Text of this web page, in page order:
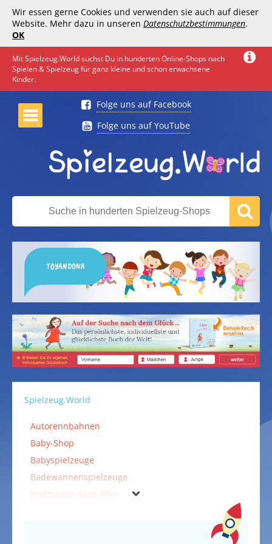
Wir essen gerne Cookies und verwenden sie auch auf dieser
Website. Mehr dazu in unseren Datenschutzbestimmungen.
OK
Mit Spielzeug.World suchst Du in hunderten Online-Shops nach
Spielen & Spielzeug für ganz kleine und schon erwachsene
Kinder.
Folge uns auf Facebook
Folge uns auf YouTube
TOYANDONA
Spielzeug.World
Autorennbahnen
Baby-Shop
Babyspielzeuge
Badewannenspielzeuge
Brettspiele nach Alter